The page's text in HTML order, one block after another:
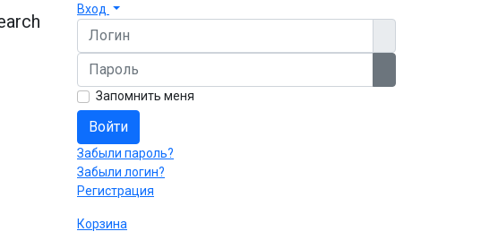
Вход
Логин
Пароль
Запомнить меня
Войти
Забыли пароль?
Забыли логин?
Регистрация
Корзина